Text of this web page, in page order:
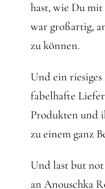
hast, wie Du mit
war großartig,
zu können.
Und ein
fabelhafte
Produkten und
zu einem ganz
Und last but not
an Anouschka